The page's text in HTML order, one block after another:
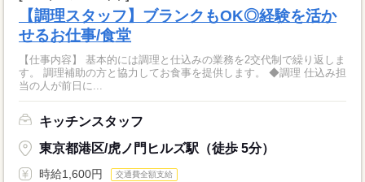
【調理スタッフ】ブランクもOK◎経験を活か
せるお仕事/食堂
【仕事内容】 基本的には調理と仕込みの業務を2交代制で繰り返しま
す。 調理補助の方と協力してお食事を提供します。 ◆調理 仕込み担
当の人が前日に...
キッチンスタッフ
東京都港区/虎ノ門ヒルズ駅（徒歩 5分）
時給1,600円 交通費全額支給